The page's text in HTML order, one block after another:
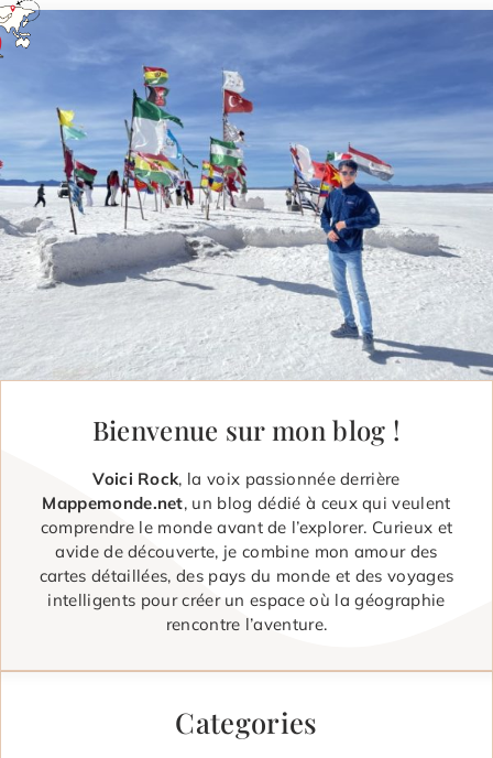
Bienvenue sur mon blog !
Voici Rock, la voix passionnée derrière
Mappemonde.net, un blog dédié à ceux qui veulent
comprendre le monde avant de l’explorer. Curieux et
avide de découverte, je combine mon amour des
cartes détaillées, des pays du monde et des voyages
intelligents pour créer un espace où la géographie
rencontre l’aventure.
Categories